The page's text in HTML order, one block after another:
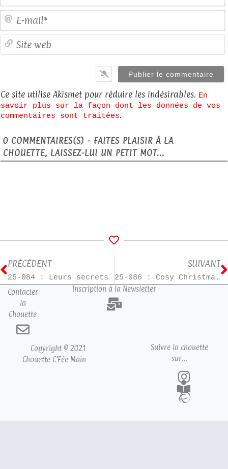
Ce site utilise Akismet pour réduire les indésirables. En
savoir plus sur la façon dont les données de vos
commentaires sont traitées.
0 COMMENTAIRES(S) - FAITES PLAISIR À LA
CHOUETTE, LAISSEZ-LUI UN PETIT MOT...
PRÉCÉDENT
25-084 : Leurs secrets
SUIVANT
25-086 : Cosy Christmas Mystery – T3
Contacter
la
Chouette
Inscription à la Newsletter
Copyright © 2021
Chouette C’Fée Main
Suivre la chouette
sur…